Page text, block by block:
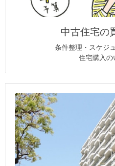
中古住宅の
条件整理・スケジ
住宅購入の